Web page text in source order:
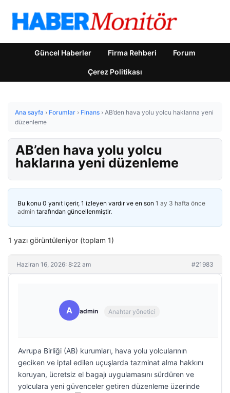
Güncel Haberler Firma Rehberi Forum
Çerez Politikası
Ana sayfa › Forumlar › Finans › AB’den hava yolu yolcu haklarına yeni
düzenleme
AB’den hava yolu yolcu
haklarına yeni düzenleme
Bu konu 0 yanıt içerir, 1 izleyen vardır ve en son 1 ay 3 hafta önce
admin tarafından güncellenmiştir.
1 yazı görüntüleniyor (toplam 1)
Haziran 16, 2026: 8:22 am #21983
A admin Anahtar yönetici
Avrupa Birliği (AB) kurumları, hava yolu yolcularının
geciken ve iptal edilen uçuşlarda tazminat alma hakkını
koruyan, ücretsiz el bagajı uygulamasını sürdüren ve
yolculara yeni güvenceler getiren düzenleme üzerinde